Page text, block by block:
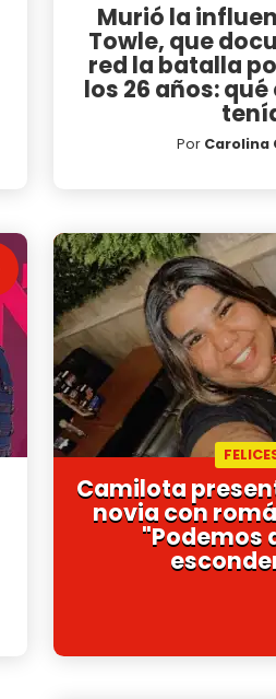
Murió la
Towle, que
red la batalla
los 26 años:
Por Carolina
Camilota
novia con
"Podemos